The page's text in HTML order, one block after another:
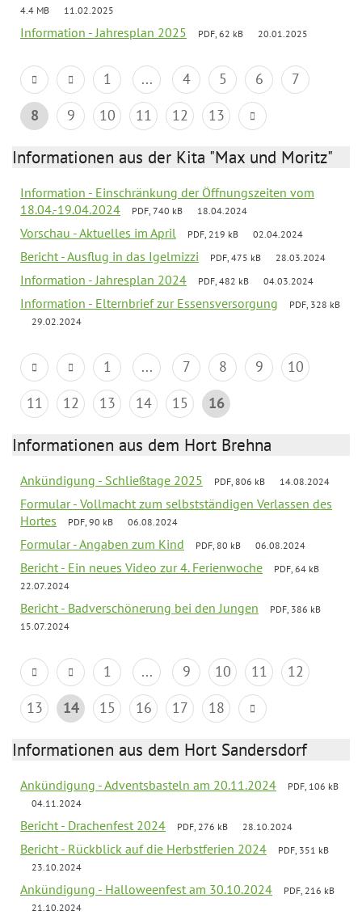
4.4 MB 11.02.2025
Information - Jahresplan 2025 PDF, 62 kB 20.01.2025
1 ... 4 5 6
7
8
9 10 11 12 13
Informationen aus der Kita "Max und Moritz"
Information - Einschränkung der Öffnungszeiten vom
18.04.-19.04.2024
PDF, 740 kB 18.04.2024
Vorschau - Aktuelles im April PDF, 219 kB 02.04.2024
Bericht - Ausflug in das Igelmizzi PDF, 475 kB 28.03.2024
Information - Jahresplan 2024 PDF, 482 kB 04.03.2024
Information - Elternbrief zur Essensversorgung
PDF, 328 kB
29.02.2024
1 ... 7 8 9
10
11
12 13 14 15 16
Informationen aus dem Hort Brehna
Ankündigung - Schließtage 2025 PDF, 806 kB 14.08.2024
Formular - Vollmacht zum selbstständigen Verlassen des
Hortes
PDF, 90 kB 06.08.2024
Formular - Angaben zum Kind PDF, 80 kB 06.08.2024
Bericht - Ein neues Video zur 4. Ferienwoche
PDF, 64 kB
22.07.2024
Bericht - Badverschönerung bei den Jungen
PDF, 386 kB
15.07.2024
1 ... 9 10 11
12
13
14 15 16 17 18
Informationen aus dem Hort Sandersdorf
Ankündigung - Adventsbasteln am 20.11.2024
PDF, 106 kB
04.11.2024
Bericht - Drachenfest 2024 PDF, 276 kB 28.10.2024
Bericht - Rückblick auf die Herbstferien 2024
PDF, 351 kB
23.10.2024
Ankündigung - Halloweenfest am 30.10.2024
PDF, 216 kB
21.10.2024